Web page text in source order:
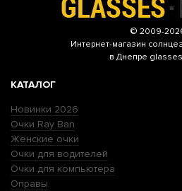
© 2009-
Интернет-магазин
в Днепре
КАТАЛОГ
Новинки 2026
Очки Ray Ban
Женские очки
Очки для водителей
Очки для компьютера
Оправы